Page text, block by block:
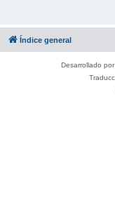
Índice general
Desarrollado por